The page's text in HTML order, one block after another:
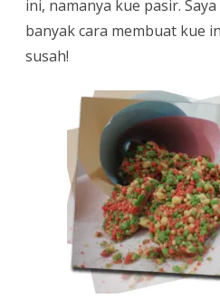
ini, namanya kue pasir.
banyak cara membuat kue
susah!